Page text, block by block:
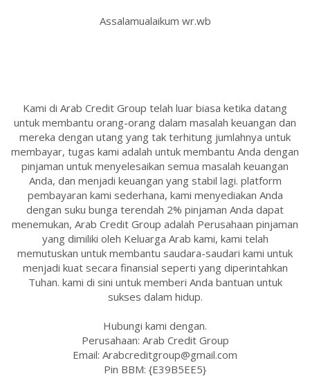
Assalamualaikum wr.wb
Kami di Arab Credit Group telah luar biasa ketika datang
untuk membantu orang-orang dalam masalah keuangan dan
mereka dengan utang yang tak terhitung jumlahnya untuk
membayar, tugas kami adalah untuk membantu Anda dengan
pinjaman untuk menyelesaikan semua masalah keuangan
Anda, dan menjadi keuangan yang stabil lagi. platform
pembayaran kami sederhana, kami menyediakan Anda
dengan suku bunga terendah 2% pinjaman Anda dapat
menemukan, Arab Credit Group adalah Perusahaan pinjaman
yang dimiliki oleh Keluarga Arab kami, kami telah
memutuskan untuk membantu saudara-saudari kami untuk
menjadi kuat secara finansial seperti yang diperintahkan
Tuhan. kami di sini untuk memberi Anda bantuan untuk
sukses dalam hidup.
Hubungi kami dengan.
Perusahaan: Arab Credit Group
Email: Arabcreditgroup@gmail.com
Pin BBM: {E39B5EE5}